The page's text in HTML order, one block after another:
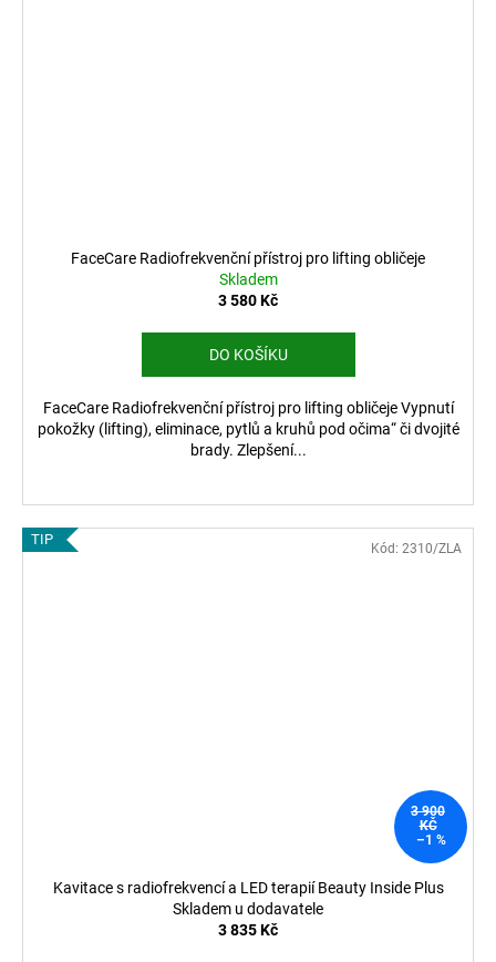
FaceCare Radiofrekvenční přístroj pro lifting obličeje
Skladem
3 580 Kč
DO KOŠÍKU
FaceCare Radiofrekvenční přístroj pro lifting obličeje Vypnutí
pokožky (lifting), eliminace, pytlů a kruhů pod očima“ či dvojité
brady. Zlepšení...
TIP
3 900
KČ
–1 %
Kavitace s radiofrekvencí a LED terapií Beauty Inside Plus
Skladem u dodavatele
3 835 Kč
Kód: 2310/ZLA